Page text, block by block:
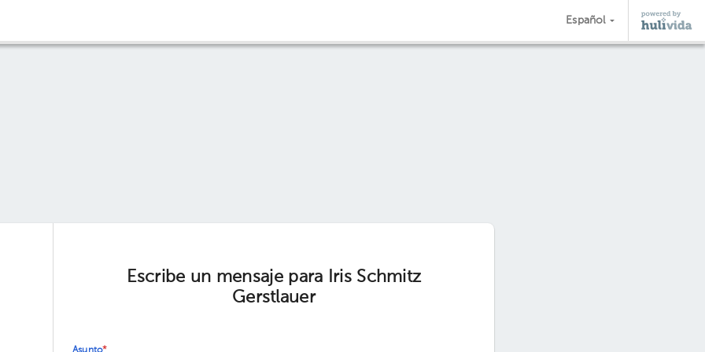
Español
Escribe un mensaje para Iris Schmitz
Gerstlauer